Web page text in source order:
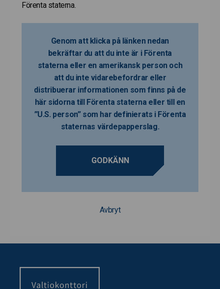
Förenta staterna.
Genom att klicka på länken nedan
bekräftar du att du inte är i Förenta
staterna eller en amerikansk person och
att du inte vidarebefordrar eller
distribuerar informationen som finns på de
här sidorna till Förenta staterna eller till en
”U.S. person” som har definierats i Förenta
staternas värdepapperslag.
GODKÄNN
Avbryt